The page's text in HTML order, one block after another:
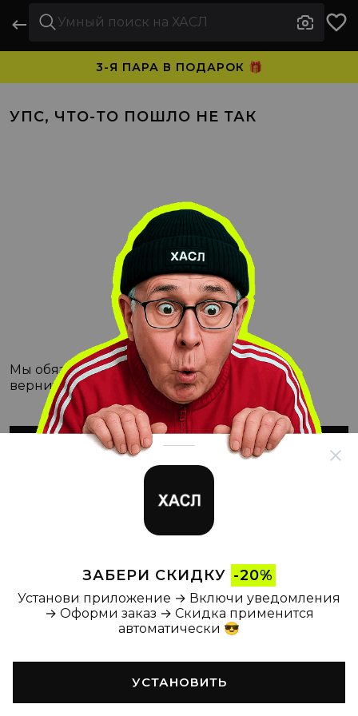
ЗАБЕРИ СКИДКУ -20%
Установи приложение → Включи уведомления
→ Оформи заказ → Скидка применится
автоматически 😎
УСТАНОВИТЬ
3-Я ПАРА В ПОДАРОК 🎁
УПС, ЧТО-ТО ПОШЛО НЕ ТАК
Мы обязательно с этим разберёмся, а пока
вернитесь на Главную
ВЕРНУТЬСЯ НА ГЛАВНУЮ
Главная Каталог Корзина Новости Профиль